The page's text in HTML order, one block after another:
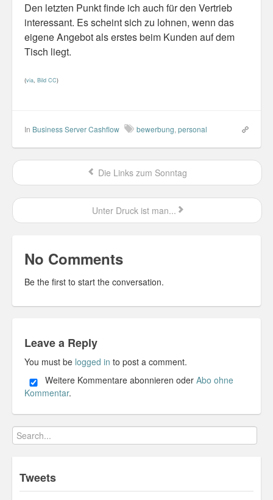
Travel
Gin & Tonic Ranking
Den letzten Punkt finde ich auch für den Vertrieb
interessant. Es scheint sich zu lohnen, wenn das
eigene Angebot als erstes beim Kunden auf dem
Tisch liegt.
(via, Bild CC)
In Business Server Cashflow bewerbung, personal
Die Links zum Sonntag
Unter Druck ist man...
No Comments
Be the first to start the conversation.
Leave a Reply
You must be logged in to post a comment.
Weitere Kommentare abonnieren oder Abo ohne
Kommentar.
Tweets